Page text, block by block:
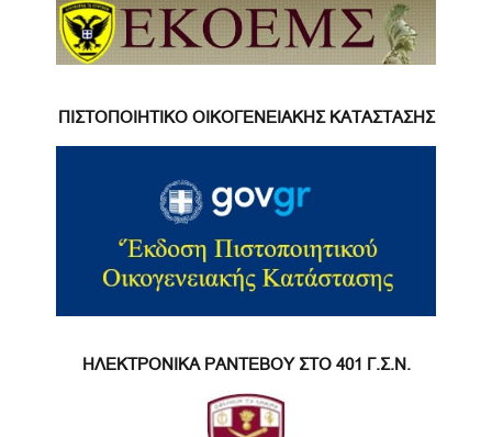
ΠΙΣΤΟΠΟΙΗΤΙΚΟ ΟΙΚΟΓΕΝΕΙΑΚΗΣ ΚΑΤΑΣΤΑΣΗΣ
ΗΛΕΚΤΡΟΝΙΚΑ ΡΑΝΤΕΒΟΥ ΣΤΟ 401 Γ.Σ.Ν.